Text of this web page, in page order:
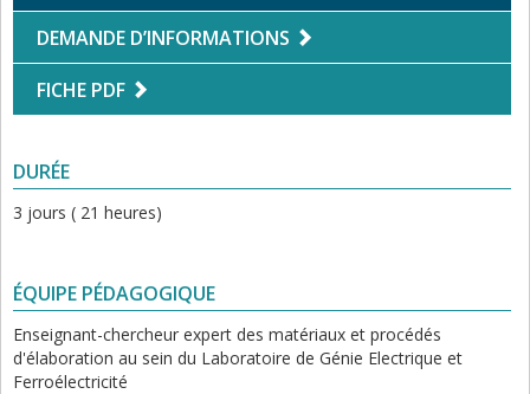
DEMANDE D’INFORMATIONS
FICHE PDF
DURÉE
3 jours ( 21 heures)
ÉQUIPE PÉDAGOGIQUE
Enseignant-chercheur expert des matériaux et procédés
d'élaboration au sein du Laboratoire de Génie Electrique et
Ferroélectricité